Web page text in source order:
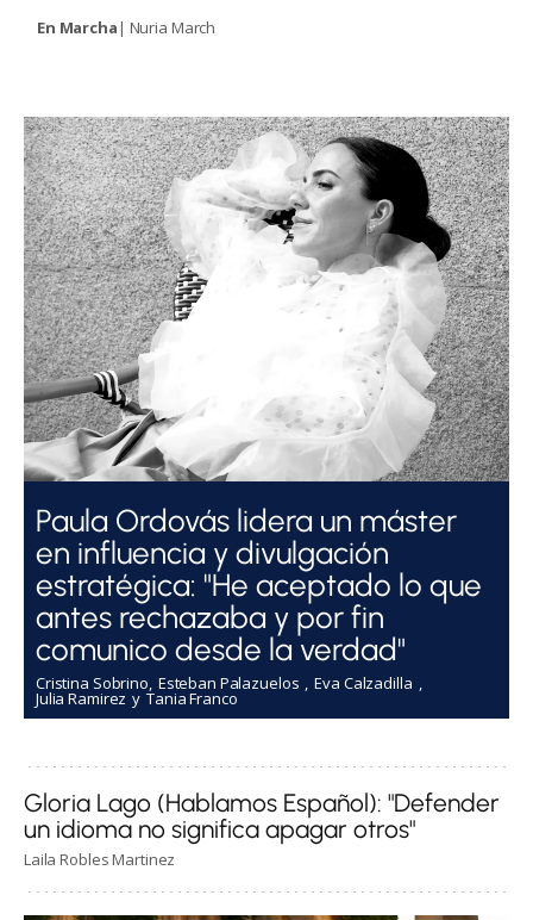
En Marcha| Nuria March
Paula Ordovás lidera un máster
en influencia y divulgación
estratégica: "He aceptado lo que
antes rechazaba y por fin
comunico desde la verdad"
Cristina Sobrino Esteban Palazuelos Eva Calzadilla
Julia Ramirez Tania Franco
Gloria Lago (Hablamos Español): "Defender
un idioma no significa apagar otros"
Laila Robles Martinez